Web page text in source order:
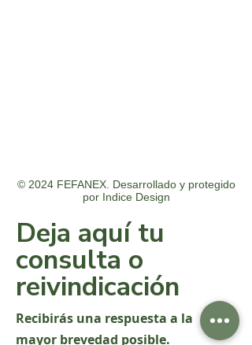
© 2024 FEFANEX. Desarrollado y protegido
por Indice Design
Deja aquí tu
consulta o
reivindicación
Recibirás una respuesta a la
mayor brevedad posible.